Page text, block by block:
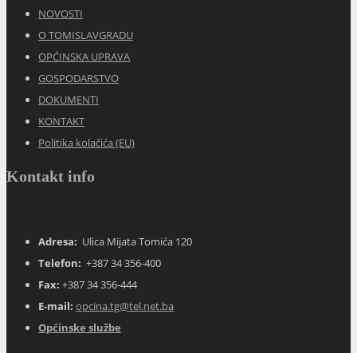
NOVOSTI
O TOMISLAVGRADU
OPĆINSKA UPRAVA
GOSPODARSTVO
DOKUMENTI
KONTAKT
Politika kolačića (EU)
Kontakt info
Adresa: Ulica Mijata Tomića 120
Telefon: +387 34 356-400
Fax: +387 34 356-444
E-mail: opcina.tg@tel.net.ba
Općinske službe